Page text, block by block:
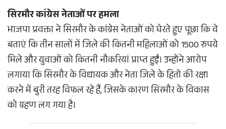
सिरमौर कांग्रेस नेताओं पर हमला
भाजपा प्रवक्ता ने सिरमौर के कांग्रेस नेताओं को घेरते हुए पूछा कि वे
बताएं कि तीन सालों में जिले की कितनी महिलाओं को 1500 रुपये
मिले और युवाओं को कितनी नौकरियां प्राप्त हुईं। उन्होंने आरोप
लगाया कि सिरमौर के विधायक और नेता जिले के हितों की रक्षा
करने में बुरी तरह विफल रहे हैं, जिसके कारण सिरमौर के विकास
को ग्रहण लग गया है।